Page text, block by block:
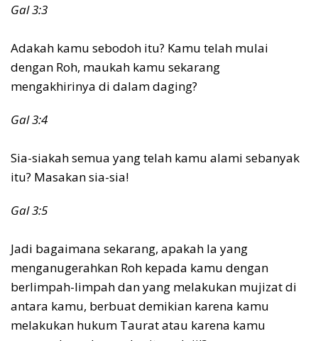
Gal 3:3
Adakah kamu sebodoh itu? Kamu telah mulai
dengan Roh, maukah kamu sekarang
mengakhirinya di dalam daging?
Gal 3:4
Sia-siakah semua yang telah kamu alami sebanyak
itu? Masakan sia-sia!
Gal 3:5
Jadi bagaimana sekarang, apakah Ia yang
menganugerahkan Roh kepada kamu dengan
berlimpah-limpah dan yang melakukan mujizat di
antara kamu, berbuat demikian karena kamu
melakukan hukum Taurat atau karena kamu